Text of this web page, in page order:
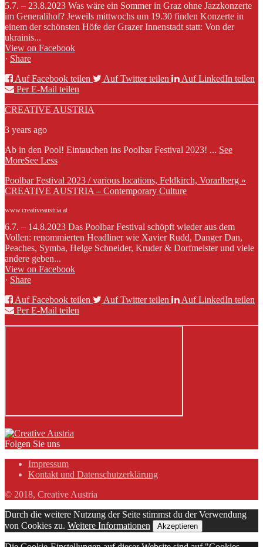
5.7. – 23.8.2023 Was wäre ein Sommer in Graz ohne Jazzkonzerte
im Generalihof? Jeweils mittwochs um 19.30 finden Konzerte in
einem der schönsten Höfe der Grazer Innenstadt statt: Von der
ukrainis...
View on Facebook
· Share
Auf Facebook teilen
Auf Twitter teilen
Auf LinkedIn teilen
Per E-Mail teilen
CREATIVE AUSTRIA
3 years ago
Ab in den Pool! Eintauchen ins Poolbar Festival 2023! ... See
MoreSee Less
Poolbar Festival 2023 / various locations, Feldkirch, Vorarlberg »
CREATIVE AUSTRIA – Contemporary Culture
www.creativeaustria.at
6.7. – 14.8.2023 Das Poolbar Festival schöpft wieder aus dem
Vollen: renommierten Headliner wie Xavier Rudd, Danger Dan,
Peaches, Symba, Helge Schneider, Kruder & Dorfmeister und viele
andere geben...
View on Facebook
· Share
Auf Facebook teilen
Auf Twitter teilen
Auf LinkedIn teilen
Per E-Mail teilen
Folgen Sie uns
Impressum
Kontakt und Datenschutzerklärung
© 2018, Creative Austria
Durch die weitere Nutzung der Seite stimmst du der Verwendung
von Cookies zu. Weitere Informationen Akzeptieren